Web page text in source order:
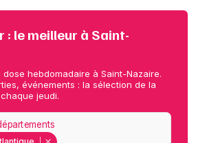
: le meilleur à Saint-
hebdomadaire à Saint-Nazaire.
événements : la sélection de la
jeudi.